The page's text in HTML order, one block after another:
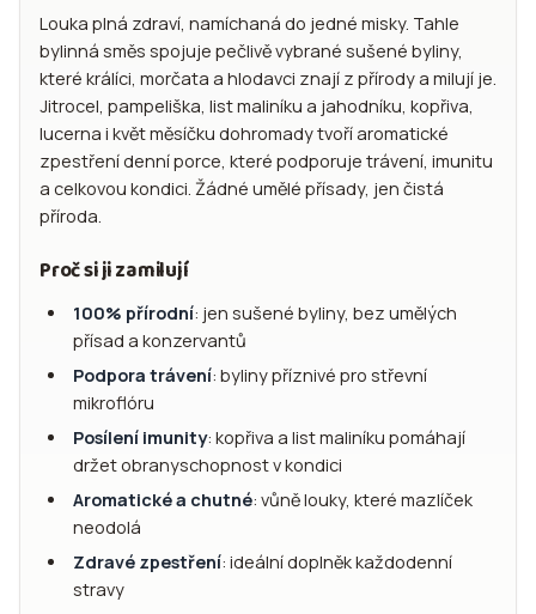
Louka plná zdraví, namíchaná do jedné misky. Tahle
bylinná směs spojuje pečlivě vybrané sušené byliny,
které králíci, morčata a hlodavci znají z přírody a milují je.
Jitrocel, pampeliška, list maliníku a jahodníku, kopřiva,
lucerna i květ měsíčku dohromady tvoří aromatické
zpestření denní porce, které podporuje trávení, imunitu
a celkovou kondici. Žádné umělé přísady, jen čistá
příroda.
Proč si ji zamilují
100% přírodní: jen sušené byliny, bez umělých
přísad a konzervantů
Podpora trávení: byliny příznivé pro střevní
mikroflóru
Posílení imunity: kopřiva a list maliníku pomáhají
držet obranyschopnost v kondici
Aromatické a chutné: vůně louky, které mazlíček
neodolá
Zdravé zpestření: ideální doplněk každodenní
stravy